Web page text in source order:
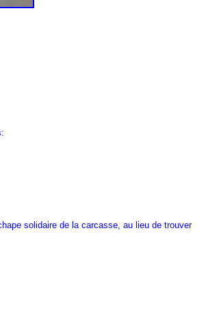
solidaire de la carcasse, au lieu de trouver